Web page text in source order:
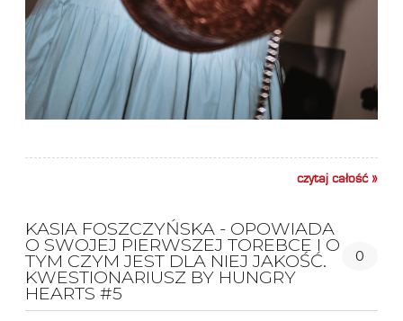
czytaj całość »
KASIA FOSZCZYŃSKA - OPOWIADA
O SWOJEJ PIERWSZEJ TOREBCE I O
TYM CZYM JEST DLA NIEJ JAKOŚĆ.
KWESTIONARIUSZ BY HUNGRY
HEARTS #5
0